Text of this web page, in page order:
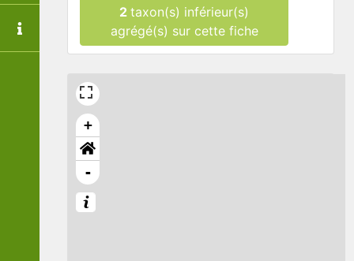
2taxon(s) inférieur(s)
agrégé(s) sur cette fiche
+
-